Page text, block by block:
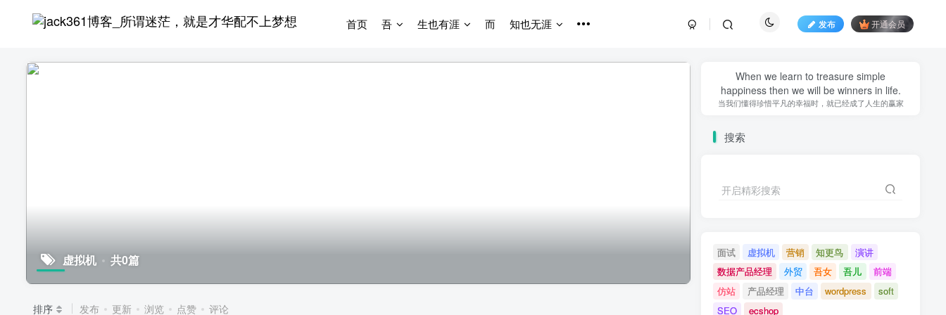
首页 吾 生也有涯 而 知也无涯 发布 开通会员
虚拟机 共0篇
排序 发布 更新 浏览 点赞 评论
When we learn to treasure simple
happiness then we will be winners in life.
当我们懂得珍惜平凡的幸福时，就已经成了人生的赢家
搜索
开启精彩搜索
面试 虚拟机 营销 知更鸟
演讲
数据产品经理
外贸 吾女 吾儿
前端
仿站
产品经理 中台 wordpress
soft
SEO
ecshop